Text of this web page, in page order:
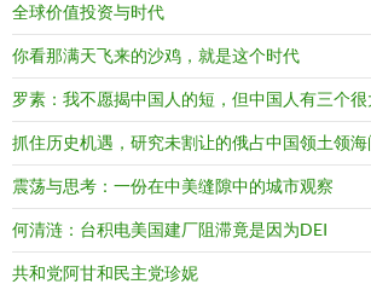
全球价值投资与时代
你看那满天飞来的沙鸡，就是这个时代
罗素：我不愿揭中国人的短，但中国人有三个很
抓住历史机遇，研究未割让的俄占中国领土领海
震荡与思考：一份在中美缝隙中的城市观察
何清涟：台积电美国建厂阻滞竟是因为DEI
共和党阿甘和民主党珍妮